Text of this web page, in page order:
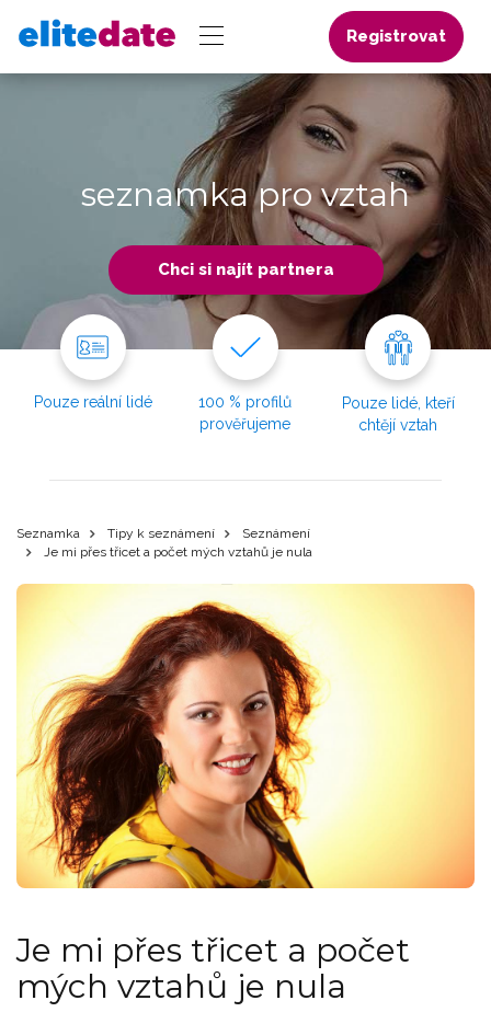
Registrovat
seznamka pro vztah
Chci si najít partnera
Pouze reální lidé
100 % profilů
prověřujeme
Pouze lidé, kteří
chtějí vztah
Seznamka Tipy k seznámení
Seznámení
Je mi přes třicet a počet mých vztahů je nula
Je mi přes třicet a počet
mých vztahů je nula